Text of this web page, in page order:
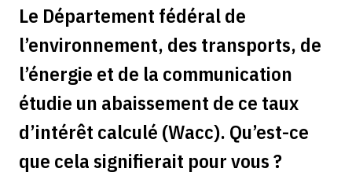
Le Département fédéral de
l’environnement, des transports, de
l’énergie et de la communication
étudie un abaissement de ce taux
d’intérêt calculé (Wacc). Qu’est-ce
que cela signifierait pour vous ?